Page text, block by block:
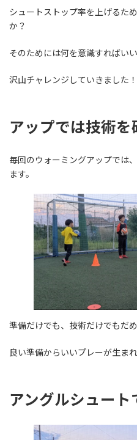
シュートストップ率を上げるた
か？
そのためには何を意識すればい
沢山チャレンジしていきました！
アップでは技術を
毎回のウォーミングアップでは
ます。
準備だけでも、技術だけでもだめ
良い準備からいいプレーが生まれ
アングルシュート